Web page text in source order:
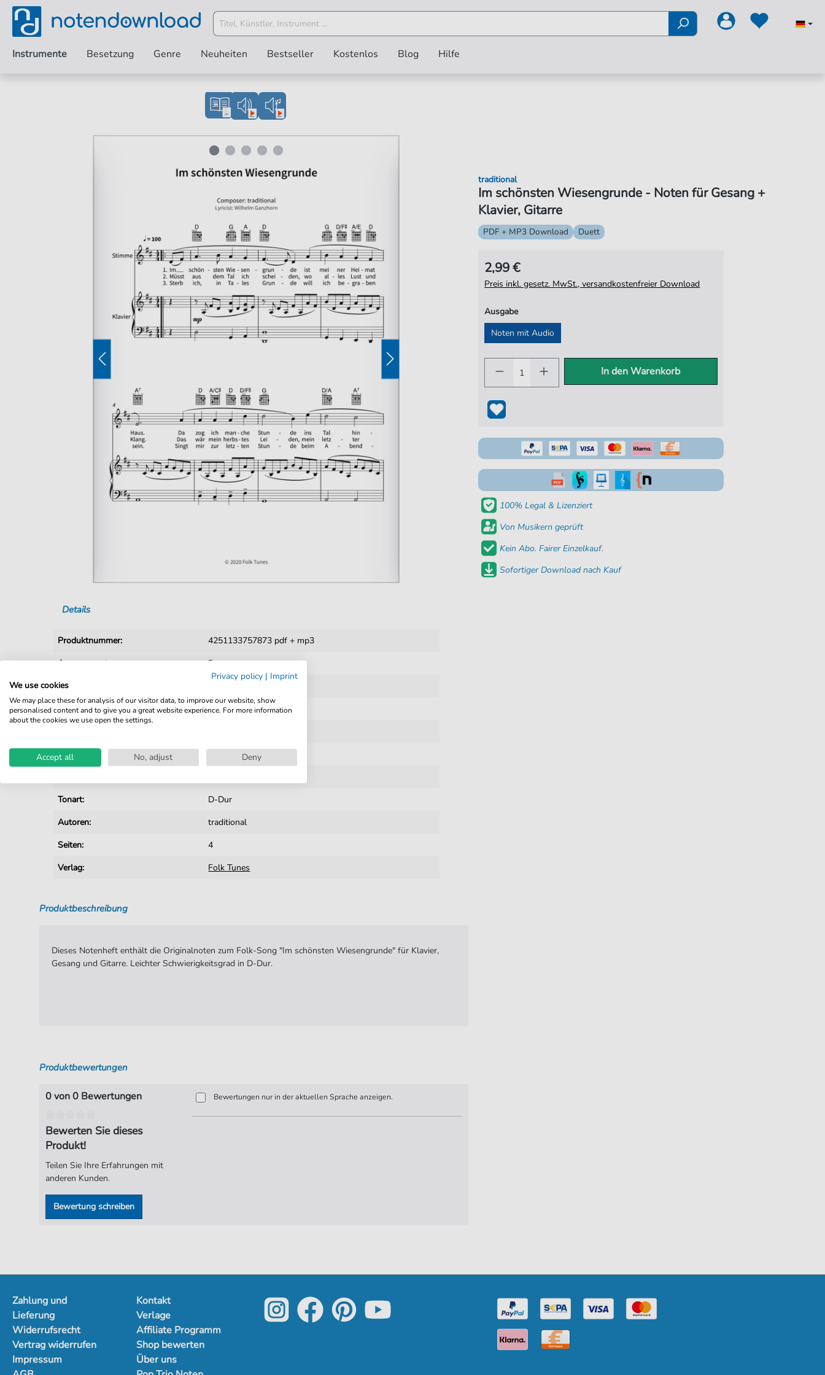
Instrumente Besetzung Genre Neuheiten Bestseller Kostenlos Blog Hilfe
Details
Produktnummer:
4251133757873 pdf + mp3
Arrangement:
Duett
Instrumente:
Genre:
Volkslied Traditionals
Sprache:
Tonart:
D-Dur
Autoren:
traditional
Seiten:
4
Verlag:
Folk Tunes
Im schönsten Wiesengrunde - Noten für Gesang +
Klavier, Gitarre
traditional
PDF + MP3 Download Duett
2,99 €
Preis inkl. gesetz. MwSt., versandkostenfreier Download
Ausgabe
Noten mit Audio
In den Warenkorb
100% Legal & Lizenziert
Von Musikern geprüft
Kein Abo. Fairer Einzelkauf.
Sofortiger Download nach Kauf
Produktbeschreibung
Dieses Notenheft enthält die Originalnoten zum Folk-Song "Im schönsten Wiesengrunde" für Klavier,
Gesang und Gitarre. Leichter Schwierigkeitsgrad in D-Dur.
Produktbewertungen
0 von 0 Bewertungen
Bewerten Sie dieses
Produkt!
Teilen Sie Ihre Erfahrungen mit
anderen Kunden.
Bewertung schreiben
Bewertungen nur in der aktuellen Sprache anzeigen.
Zahlung und
Lieferung
Widerrufsrecht
Vertrag widerrufen
Impressum
Kontakt
Verlage
Affiliate Programm
Shop bewerten
Über uns
Privacy policy | Imprint
We use cookies
We may place these for analysis of our visitor data, to improve our website, show
personalised content and to give you a great website experience. For more information
about the cookies we use open the settings.
Accept all No, adjust Deny